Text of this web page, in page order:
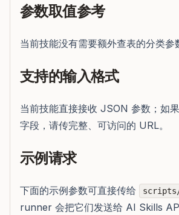
参数取值参考
当前技能没有需要额外查表的分类参
支持的输入格式
当前技能直接接收 JSON 参数；如
字段，请传完整、可访问的 URL。
示例请求
下面的示例参数可直接传给
runner 会把它们发送给 AI Skills API